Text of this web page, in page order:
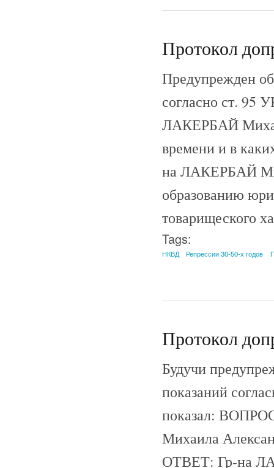
Протокол
Предупрежден
согласно ст. 95
ЛАКЕРБАЙ
времени и в
на ЛАКЕРБАЙ
образованию
товарищеского
Tags:
НКВД Репрессии 30-50-х годов
Протокол
Будучи
показаний
показал:
Михаила
ОТВЕТ: Гр-на